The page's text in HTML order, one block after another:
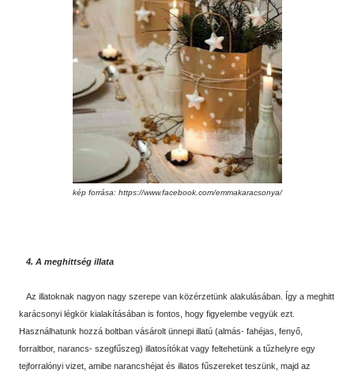
kép forrása: https://www.facebook.com/emmakaracsonya/
4. A meghittség illata
Az illatoknak nagyon nagy szerepe van közérzetünk alakulásában. Így a meghitt
karácsonyi légkör kialakításában is fontos, hogy figyelembe vegyük ezt.
Használhatunk hozzá boltban vásárolt ünnepi illatú (almás- fahéjas, fenyő,
forraltbor, narancs- szegfűszeg) illatosítókat vagy feltehetünk a tűzhelyre egy
tejforralónyi vizet, amibe narancshéjat és illatos fűszereket teszünk, majd az